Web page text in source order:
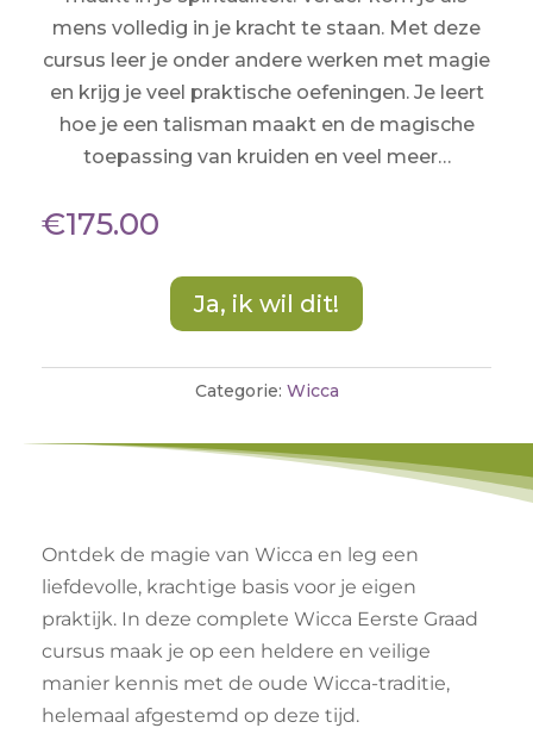
mens volledig in je kracht te staan. Met deze
cursus leer je onder andere werken met magie
en krijg je veel praktische oefeningen. Je leert
hoe je een talisman maakt en de magische
toepassing van kruiden en veel meer…
€175.00
Ja, ik wil dit!
Categorie: Wicca
Ontdek de magie van Wicca en leg een
liefdevolle, krachtige basis voor je eigen
praktijk. In deze complete Wicca Eerste Graad
cursus maak je op een heldere en veilige
manier kennis met de oude Wicca-traditie,
helemaal afgestemd op deze tijd.